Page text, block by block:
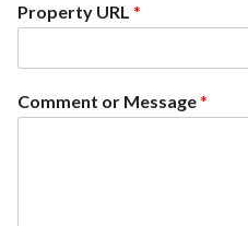
t
s
Property URL *
Comment or Message*